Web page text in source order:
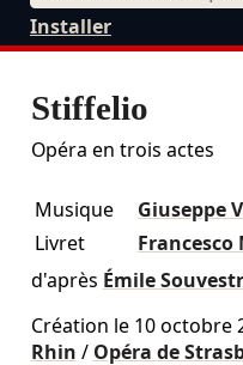
Installer
Stiffelio
Opéra en trois actes
Musique
Giuseppe
Livret
Francesco
d'après Émile
Création le 10 octobre
Rhin / Opéra de